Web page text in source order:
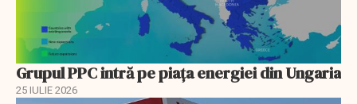
Grupul PPC intră pe piața energiei din Ungaria
25 IULIE 2026